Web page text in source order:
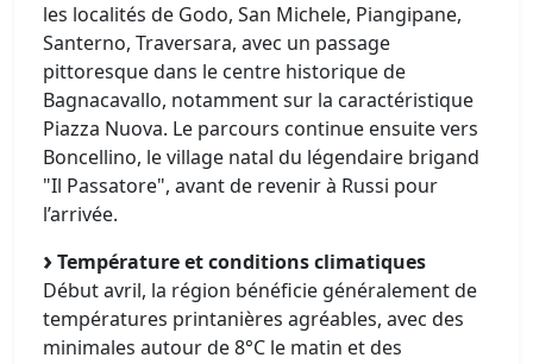
les localités de Godo, San Michele, Piangipane,
Santerno, Traversara, avec un passage
pittoresque dans le centre historique de
Bagnacavallo, notamment sur la caractéristique
Piazza Nuova. Le parcours continue ensuite vers
Boncellino, le village natal du légendaire brigand
"Il Passatore", avant de revenir à Russi pour
l’arrivée.
Température et conditions climatiques
Début avril, la région bénéficie généralement de
températures printanières agréables, avec des
minimales autour de 8°C le matin et des